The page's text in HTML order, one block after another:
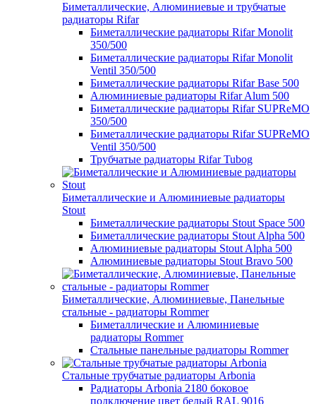
Биметаллические, Алюминиевые и трубчатые
радиаторы Rifar
Биметаллические радиаторы Rifar Monolit
350/500
Биметаллические радиаторы Rifar Monolit
Ventil 350/500
Биметаллические радиаторы Rifar Base 500
Алюминиевые радиаторы Rifar Alum 500
Биметаллические радиаторы Rifar SUPReMO
350/500
Биметаллические радиаторы Rifar SUPReMO
Ventil 350/500
Трубчатые радиаторы Rifar Tubog
Биметаллические и Алюминиевые радиаторы
Stout
Биметаллические радиаторы Stout Space 500
Биметаллические радиаторы Stout Alpha 500
Алюминиевые радиаторы Stout Alpha 500
Алюминиевые радиаторы Stout Bravo 500
Биметаллические, Алюминиевые, Панельные
стальные - радиаторы Rommer
Биметаллические и Алюминиевые
радиаторы Rommer
Стальные панельные радиаторы Rommer
Стальные трубчатые радиаторы Arbonia
Радиаторы Arbonia 2180 боковое
подключение цвет белый RAL 9016